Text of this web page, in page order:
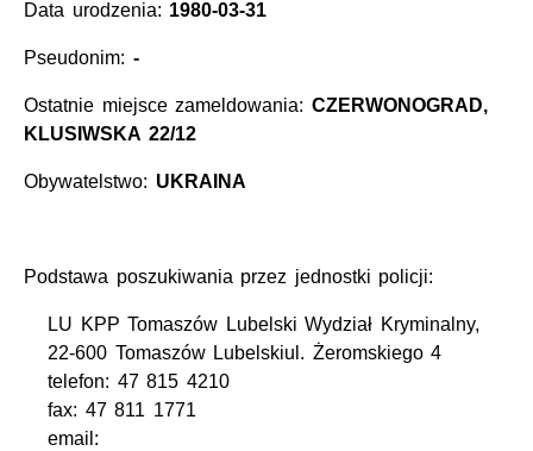
Data urodzenia: 1980-03-31
Pseudonim: -
Ostatnie miejsce zameldowania: CZERWONOGRAD,
KLUSIWSKA 22/12
Obywatelstwo: UKRAINA
Podstawa poszukiwania przez jednostki policji:
LU KPP Tomaszów Lubelski Wydział Kryminalny,
22-600 Tomaszów Lubelskiul. Żeromskiego 4
telefon: 47 815 4210
fax: 47 811 1771
email: